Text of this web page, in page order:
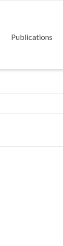
Publications